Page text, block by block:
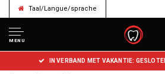
Taal/Langue/sprache
MENU
IN VERBAND MET VAKANTIE: